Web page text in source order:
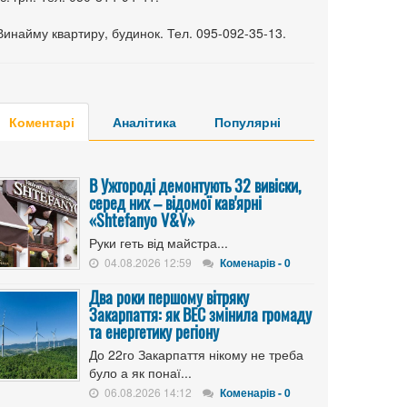
квартиру, будинок. Тел. 095-092-35-13.
Коментарі Аналітика Популярні
В Ужгороді демонтують 32 вивіски,
серед них – відомої кав'ярні
«Shtefanyo V&V»
Руки геть від майстра...
04.08.2026 12:59 Коменарів - 0
Два роки першому вітряку
Закарпаття: як ВЕС змінила громаду
та енергетику регіону
До 22го Закарпаття нікому не треба
було а як понаї...
06.08.2026 14:12 Коменарів - 0